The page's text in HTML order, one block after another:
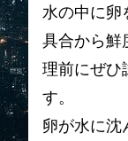
水の中に卵
具合から鮮
理前にぜひ
す。
卵が水に沈